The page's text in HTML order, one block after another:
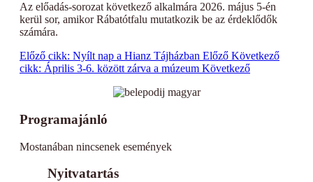
Az előadás-sorozat következő alkalmára 2026. május 5-én
kerül sor, amikor Rábatótfalu mutatkozik be az érdeklődők
számára.
Előző cikk: Nyílt nap a Hianz Tájházban Előző Következő
cikk: Április 3-6. között zárva a múzeum Következő
Programajánló
Mostanában nincsenek események
Nyitvatartás